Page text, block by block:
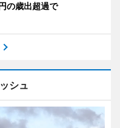
の歳出超過で
シュ